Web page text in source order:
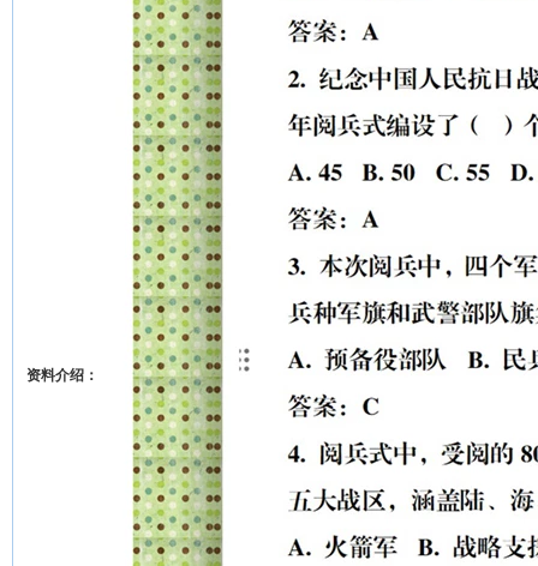
资料介绍：